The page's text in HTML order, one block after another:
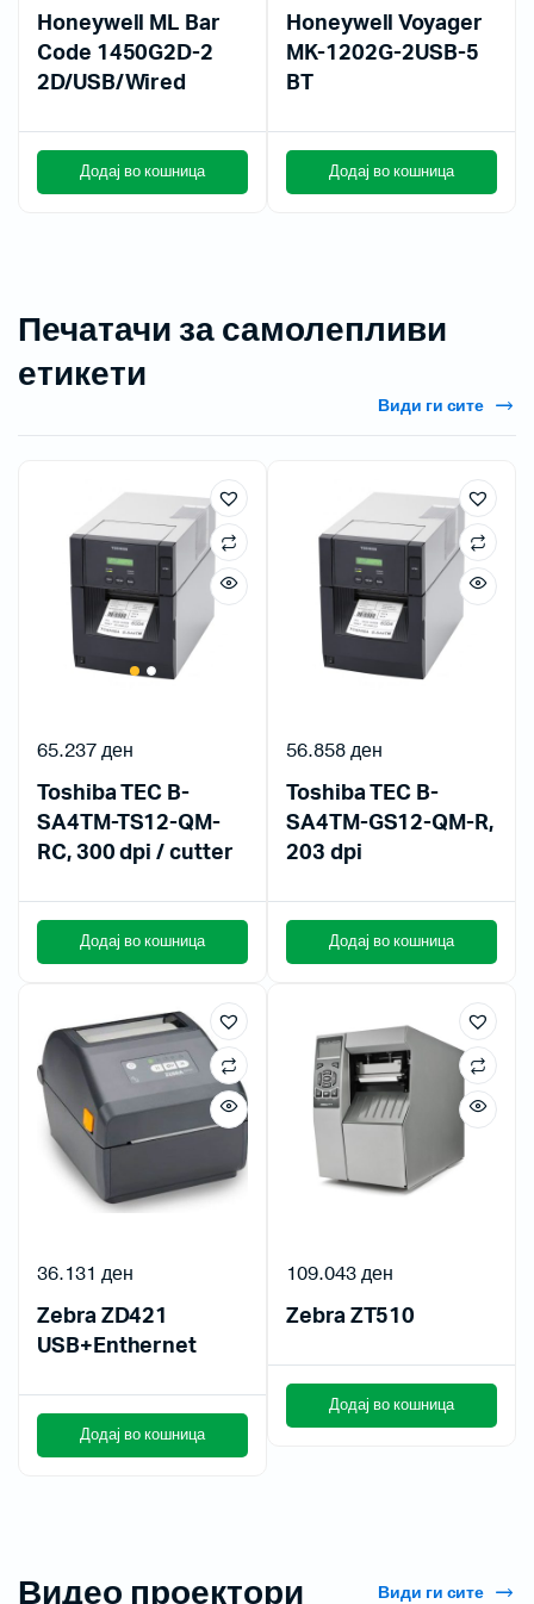
Honeywell ML Bar
Code 1450G2D-2
2D/USB/Wired
Додај во кошница
Honeywell Voyager
MK-1202G-2USB-5
BT
Додај во кошница
Печатачи за самолепливи
етикети
Види ги сите
Toshiba TEC B-
SA4TM-TS12-QM-
RC, 300 dpi / cutter
65.237ден
Додај во кошница
Toshiba TEC B-
SA4TM-GS12-QM-R,
203 dpi
56.858ден
Додај во кошница
Zebra ZD421
USB+Enthernet
36.131 ден
Додај во кошница
Zebra ZT510
109.043ден
Додај во кошница
Видео проектори Види ги сите